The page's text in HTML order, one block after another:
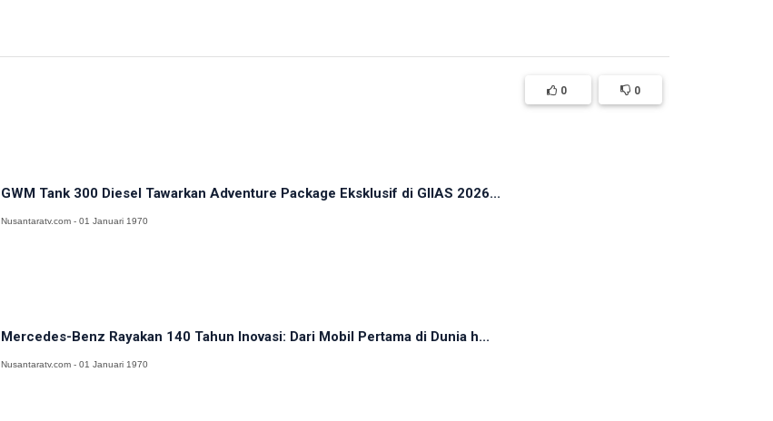
0 0
GWM Tank 300 Diesel Tawarkan Adventure Package Eksklusif di GIIAS 2026...
Nusantaratv.com - 01 Januari 1970
Mercedes-Benz Rayakan 140 Tahun Inovasi: Dari Mobil Pertama di Dunia h...
Nusantaratv.com - 01 Januari 1970